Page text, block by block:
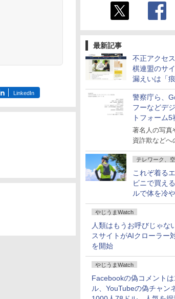
最新記事
不正アクセ
棋連盟のサ
漏えいは「痕
警察庁ら、
フーなどデ
トフォーム5
し詐欺広告
著名人の写真
資詐欺などへ
テレワーク、
これぞ着る
ビニで買え
ルで体を冷
ストがロー
どいい【ぼ
ど！その14
やじうまWatch
人類はもうお呼びじゃな
スサイトがAIクローラー
を開始
やじうまWatch
Facebookの偽コメント
ル、YouTubeの偽チャン
LinkedIn